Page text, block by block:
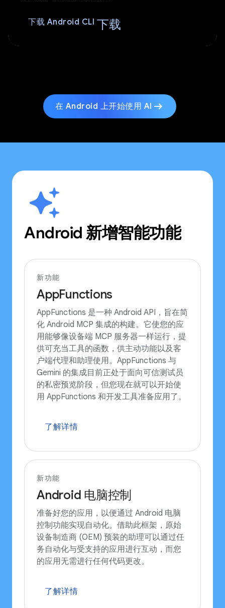
下载 Android CLI 下载
在 Android 上开始使用 AI arrow_right_alt
Android 新增智能功能
新功能
AppFunctions
AppFunctions 是一种 Android API，旨在简
化 Android MCP 集成的构建。它使您的应
用能够像设备端 MCP 服务器一样运行，提
供可充当工具的函数，供主动功能以及客
户端代理和助理使用。AppFunctions 与
Gemini 的集成目前正处于面向可信测试员
的私密预览阶段，但您现在就可以开始使
用 AppFunctions 和开发工具准备应用了。
了解详情
新功能
Android 电脑控制
准备好您的应用，以便通过 Android 电脑
控制功能实现自动化。借助此框架，原始
设备制造商 (OEM) 预装的助理可以通过任
务自动化与受支持的应用进行互动，而您
的应用无需进行任何代码更改。
了解详情